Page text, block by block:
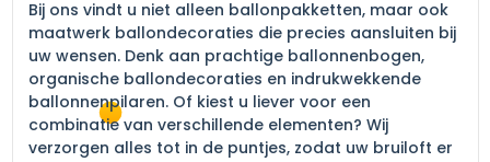
Bij ons vindt u niet alleen ballonpakketten, maar ook
maatwerk ballondecoraties die precies aansluiten bij
uw wensen. Denk aan prachtige ballonnenbogen,
organische ballondecoraties en indrukwekkende
ballonnenpilaren. Of kiest u liever voor een
combinatie van verschillende elementen? Wij
verzorgen alles tot in de puntjes, zodat uw bruiloft er